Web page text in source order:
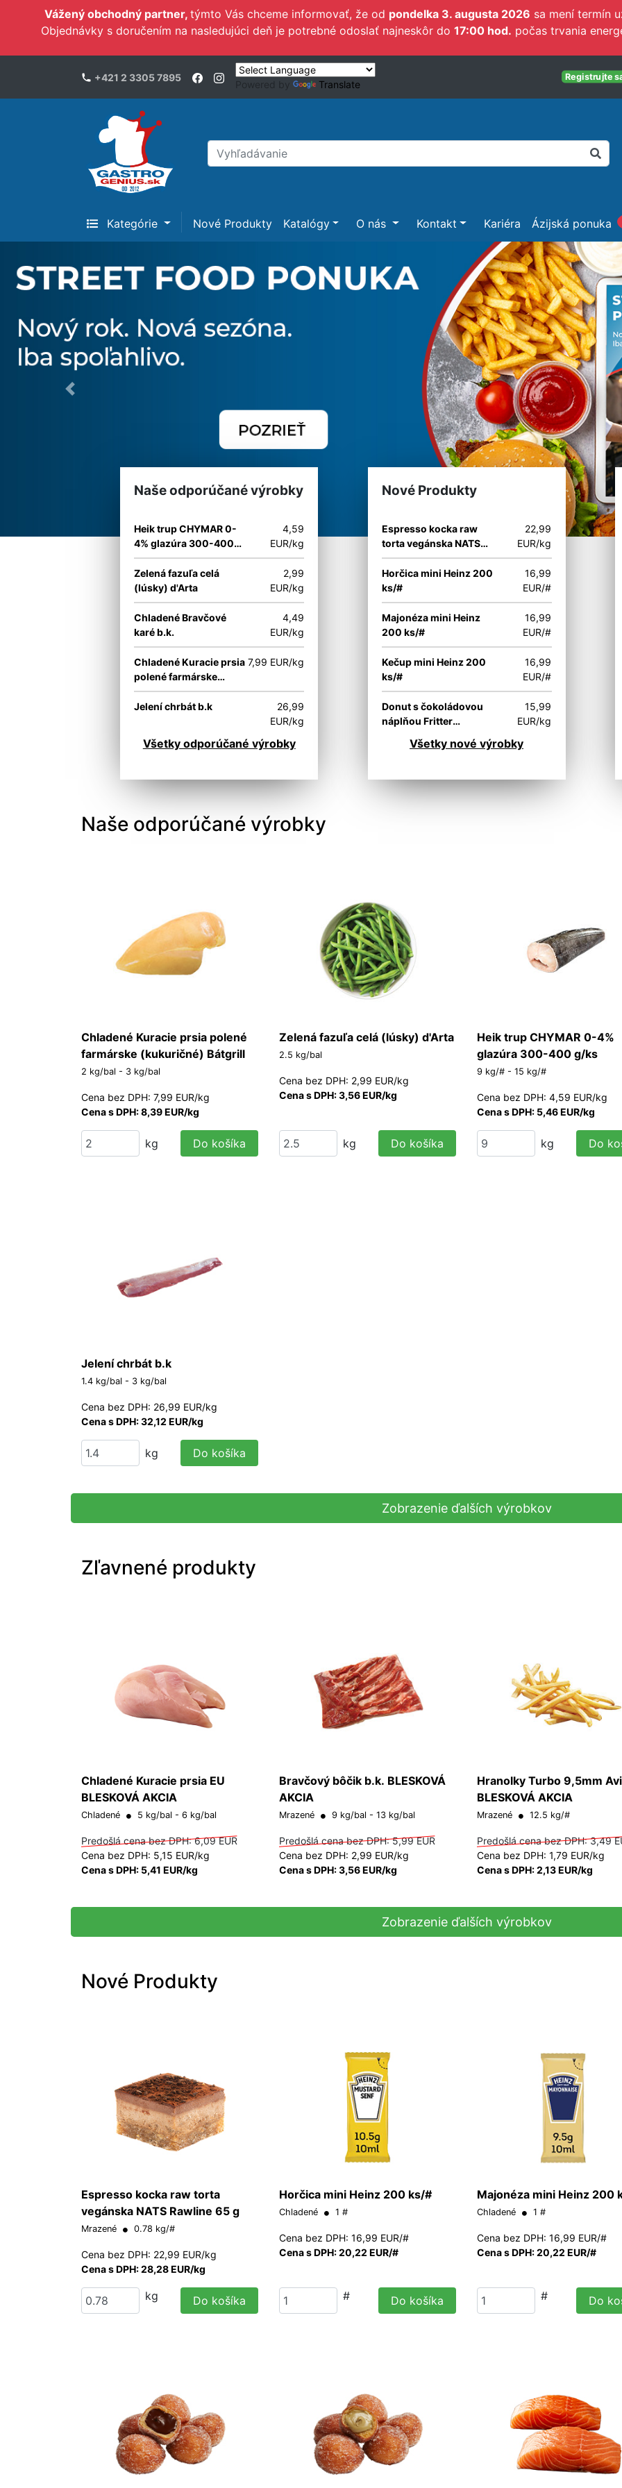
Vážený obchodný partner, týmto Vás chceme informovať, že od pondelka 3. augusta 2026 sa mení termín
Objednávky s doručením na nasledujúci deň je potrebné odoslať najneskôr do 17:00 hod. počas trvania
+421 2 3305 7895
Powered by Translate
Registrujte
Kategórie Nové Produkty Katalógy O nás Kontakt Kariéra Ázijská ponuka
Previous
Naše odporúčané výrobky
Heik trup CHYMAR 0-
4% glazúra 300-400
g/ks
4,59
EUR/kg
Zelená fazuľa celá
(lúsky) d'Arta
2,99
EUR/kg
Chladené Bravčové
karé b.k.
4,49
EUR/kg
Chladené Kuracie prsia
polené farmárske
(kukuričné) Bátgrill
7,99 EUR/kg
Jelení chrbát b.k
26,99
EUR/kg
Všetky odporúčané výrobky
Nové Produkty
Espresso kocka raw
torta vegánska NATS
Rawline 65 g
22,99
EUR/kg
Horčica mini Heinz 200
ks/#
16,99
EUR/#
Majonéza mini Heinz
200 ks/#
16,99
EUR/#
Kečup mini Heinz 200
ks/#
16,99
EUR/#
Donut s čokoládovou
náplňou Fritter
15,99
EUR/kg
Všetky nové výrobky
Naše odporúčané výrobky
Chladené Kuracie prsia polené
farmárske (kukuričné) Bátgrill
2 kg/bal - 3 kg/bal
Cena bez DPH: 7,99 EUR/kg
Cena s DPH: 8,39 EUR/kg
kg Do košíka
Zelená fazuľa celá (lúsky) d'Arta
2.5 kg/bal
Cena bez DPH: 2,99 EUR/kg
Cena s DPH: 3,56 EUR/kg
kg Do košíka
Heik trup CHYMAR 0-4%
glazúra 300-400 g/ks
9 kg/# - 15 kg/#
Cena bez DPH: 4,59 EUR/kg
Cena s DPH: 5,46 EUR/kg
kg Do
Jelení chrbát b.k
1.4 kg/bal - 3 kg/bal
Cena bez DPH: 26,99 EUR/kg
Cena s DPH: 32,12 EUR/kg
kg Do košíka
Zobrazenie ďalších výrobkov
Zľavnené produkty
Chladené Kuracie prsia EU
BLESKOVÁ AKCIA
Chladené 5 kg/bal - 6 kg/bal
Predošlá cena bez DPH:6,09 EUR
Cena bez DPH: 5,15 EUR/kg
Cena s DPH: 5,41 EUR/kg
Bravčový bôčik b.k. BLESKOVÁ
AKCIA
Mrazené 9 kg/bal - 13 kg/bal
Predošlá cena bez DPH:5,99 EUR
Cena bez DPH: 2,99 EUR/kg
Cena s DPH: 3,56 EUR/kg
Hranolky Turbo 9,5mm
BLESKOVÁ AKCIA
Mrazené 12.5 kg/#
Predošlá cena bez DPH:3,49
Cena bez DPH: 1,79 EUR/kg
Cena s DPH: 2,13 EUR/kg
Zobrazenie ďalších výrobkov
Nové Produkty
Espresso kocka raw torta
vegánska NATS Rawline 65 g
Mrazené 0.78 kg/#
Cena bez DPH: 22,99 EUR/kg
Cena s DPH: 28,28 EUR/kg
kg Do košíka
Horčica mini Heinz 200 ks/#
Chladené 1 #
Cena bez DPH: 16,99 EUR/#
Cena s DPH: 20,22 EUR/#
# Do košíka
Majonéza mini Heinz 200
Chladené 1 #
Cena bez DPH: 16,99 EUR/#
Cena s DPH: 20,22 EUR/#
# Do